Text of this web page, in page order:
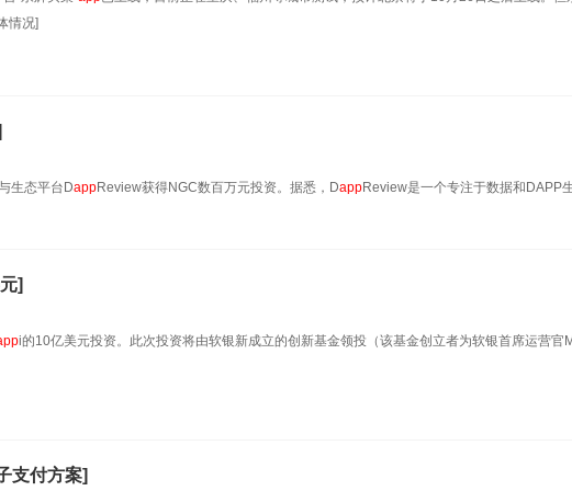
情况]
生态平台DappReview获得NGC数百万元投资。据悉，DappReview是一个专注于数据和DAPP
]
i的10亿美元投资。此次投资将由软银新成立的创新基金领投（该基金创立者为软银首席运营官
支付方案]